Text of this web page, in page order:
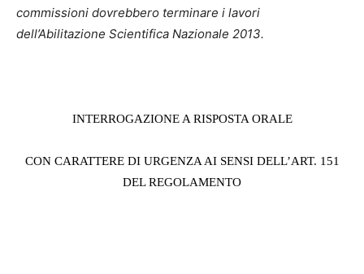
commissioni dovrebbero terminare i lavori
dell’Abilitazione Scientifica Nazionale 2013.
INTERROGAZIONE A RISPOSTA ORALE
CON CARATTERE DI URGENZA AI SENSI DELL’ART. 151
DEL REGOLAMENTO